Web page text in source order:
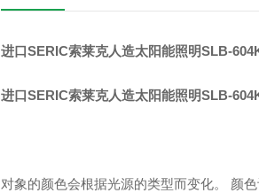
进口SERIC索莱克人造太阳能照明SLB-
进口SERIC索莱克人造太阳能照明SLB-
对象的颜色会根据光源的类型而变化。 颜